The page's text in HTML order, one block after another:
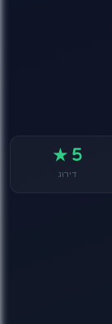
5 ★
דירוג